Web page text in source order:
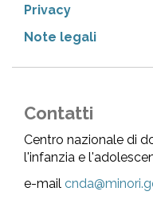
Privacy
Note legali
Contatti
Centro nazionale di
l'infanzia e
e-mail